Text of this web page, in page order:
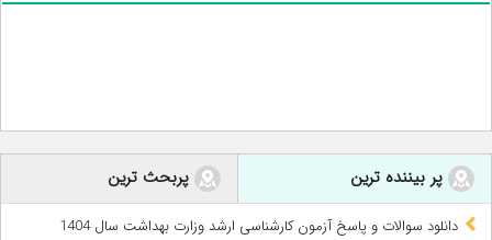
پر بیننده ترین پربحث ترین
دانلود سوالات و پاسخ آزمون کارشناسی ارشد وزارت بهداشت سال 1404